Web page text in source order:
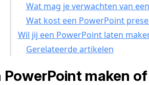
Wat mag je verwachten van
Wat kost een PowerPoint
Wil jij een PowerPoint laten
Gerelateerde artikelen
PowerPoint maken